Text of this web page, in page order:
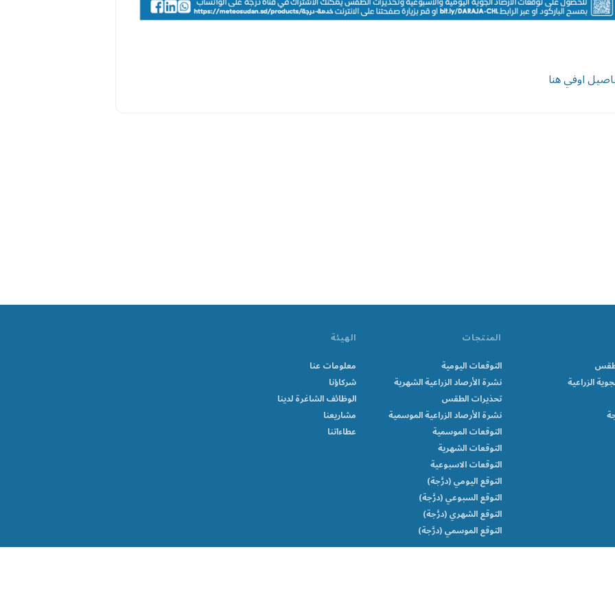
اوفي هنا
الزراعية
المنتجات
التوقعات اليومية
نشرة الأرصاد الزراعية الشهرية
تحذيرات الطقس
نشرة الأرصاد الزراعية الموسمية
التوقعات الموسمية
التوقعات الشهرية
التوقعات الاسبوعية
التوقع اليومي (درَّجة)
التوقع السبوعي (درَّجة)
التوقع الشهري (درَّجة)
التوقع الموسمي (درَّجة)
الهيئة
معلومات عنا
شركاؤنا
الوظائف الشاغرة لدينا
مشاريعنا
عطاءاتنا